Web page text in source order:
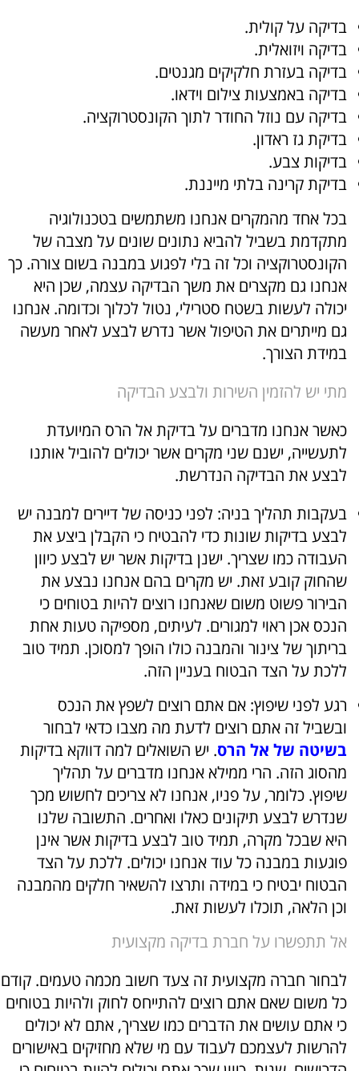
בדיקה על קולית.
בדיקה ויזואלית.
בדיקה בעזרת חלקיקים מגנטים.
בדיקה באמצעות צילום וידאו.
בדיקה עם נוזל החודר לתוך הקונסטרוקציה.
בדיקת גז ראדון.
בדיקות צבע.
בדיקת קרינה בלתי מייננת.
בכל אחד מהמקרים אנחנו משתמשים בטכנולוגיה
מתקדמת בשביל להביא נתונים שונים על מצבה של
הקונסטרוקציה וכל זה בלי לפגוע במבנה בשום צורה. כך
אנחנו גם מקצרים את משך הבדיקה עצמה, שכן היא
יכולה לעשות בשטח סטרילי, נטול לכלוך וכדומה. אנחנו
גם מייתרים את הטיפול אשר נדרש לבצע לאחר מעשה
במידת הצורך.
מתי יש להזמין השירות ולבצע הבדיקה
כאשר אנחנו מדברים על בדיקת אל הרס המיועדת
לתעשייה, ישנם שני מקרים אשר יכולים להוביל אותנו
לבצע את הבדיקה הנדרשת.
בעקבות תהליך בניה: לפני כניסה של דיירים למבנה יש
לבצע בדיקות שונות כדי להבטיח כי הקבלן ביצע את
העבודה כמו שצריך. ישנן בדיקות אשר יש לבצע כיוון
שהחוק קובע זאת. יש מקרים בהם אנחנו נבצע את
הבירור פשוט משום שאנחנו רוצים להיות בטוחים כי
הנכס אכן ראוי למגורים. לעיתים, מספיקה טעות אחת
בריתוך של צינור והמבנה כולו הופך למסוכן. תמיד טוב
ללכת על הצד הבטוח בעניין הזה.
רגע לפני שיפוץ: אם אתם רוצים לשפץ את הנכס
ובשביל זה אתם רוצים לדעת מה מצבו כדאי לבחור
בשיטה של אל הרס. יש השואלים למה דווקא בדיקות
מהסוג הזה. הרי ממילא אנחנו מדברים על תהליך
שיפוץ. כלומר, על פניו, אנחנו לא צריכים לחשוש מכך
שנדרש לבצע תיקונים כאלו ואחרים. התשובה שלנו
היא שבכל מקרה, תמיד טוב לבצע בדיקות אשר אינן
פוגעות במבנה כל עוד אנחנו יכולים. ללכת על הצד
הבטוח יבטיח כי במידה ותרצו להשאיר חלקים מהמבנה
וכן הלאה, תוכלו לעשות זאת.
אל תתפשרו על חברת בדיקה מקצועית
לבחור חברה מקצועית זה צעד חשוב מכמה טעמים. קודם
כל משום שאם אתם רוצים להתייחס לחוק ולהיות בטוחים
כי אתם עושים את הדברים כמו שצריך, אתם לא יכולים
להרשות לעצמכם לעבוד עם מי שלא מחזיקים באישורים